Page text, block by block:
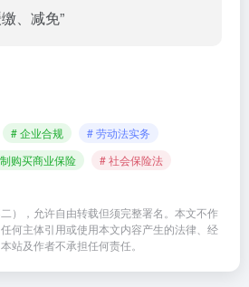
、减免”
# 企业合规
# 劳动法实务
购买商业保险 # 社会保险法
），允许自由转载但须完整署名。本文不作
何主体引用或使用本文内容产生的法律、经
站及作者不承担任何责任。